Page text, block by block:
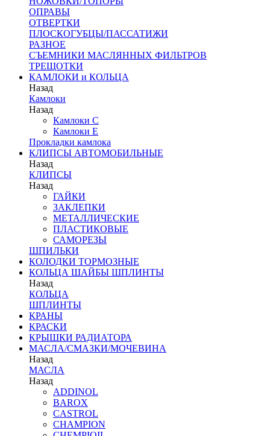
ОПРАВЫ
ОТВЕРТКИ
ПЛОСКОГУБЦЫ/ПАССАТИЖИ
РАЗНОЕ
СЪЕМНИКИ МАСЛЯННЫХ ФИЛЬТРОВ
ТРЕЩОТКИ
КАМЛОКИ и КОЛЬЦА
Назад
Камлоки
Назад
Камлоки C
Камлоки Е
Прокладки камлока
КЛИПСЫ АВТОМОБИЛЬНЫЕ
Назад
КЛИПСЫ
Назад
ГАЙКИ
ЗАКЛЕПКИ
МЕТАЛЛИЧЕСКИЕ
ПЛАСТИКОВЫЕ
САМОРЕЗЫ
ШПИЛЬКИ
КОЛОДКИ ТОРМОЗНЫЕ
КОЛЬЦА ШАЙБЫ ШПЛИНТЫ
Назад
КОЛЬЦА
ШПЛИНТЫ
КРАНЫ
КРАСКИ
КРЫШКИ РАДИАТОРА
МАСЛА/СМАЗКИ/МОЧЕВИНА
Назад
МАСЛА
Назад
ADDINOL
BAROX
CASTROL
CHAMPION